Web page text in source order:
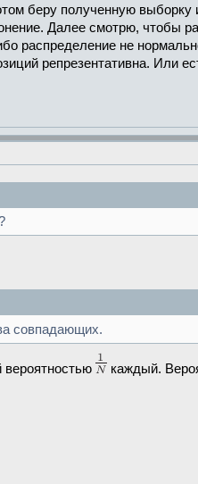
беру полученную
Далее смотрю, чтобы
распределение не
репрезентативна. Или
совпадающих.
вероятностью
каждый.